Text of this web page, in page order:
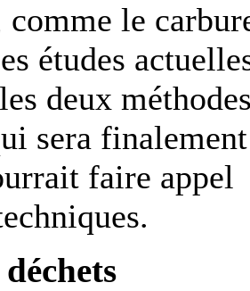
comme le
études
deux
sera finalement
faire appel